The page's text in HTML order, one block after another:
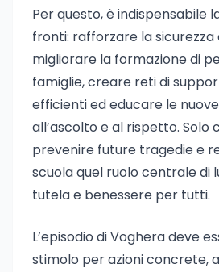
Per questo, è indispensabile
fronti: rafforzare la sicurezza
migliorare la formazione di
famiglie, creare reti di
efficienti ed educare le
all’ascolto e al rispetto. Solo
prevenire future tragedie e
scuola quel ruolo centrale di
tutela e benessere per tutti.
L’episodio di Voghera deve
stimolo per azioni concrete,